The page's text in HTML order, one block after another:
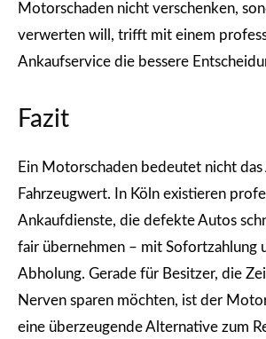
Motorschaden nicht verschenken,
verwerten will, trifft mit einem
Ankaufservice die bessere
Fazit
Ein Motorschaden bedeutet nicht das
Fahrzeugwert. In Köln existieren
Ankaufdienste, die defekte Autos
fair übernehmen – mit Sofortzahlung
Abholung. Gerade für Besitzer, die
Nerven sparen möchten, ist der
eine überzeugende Alternative zum